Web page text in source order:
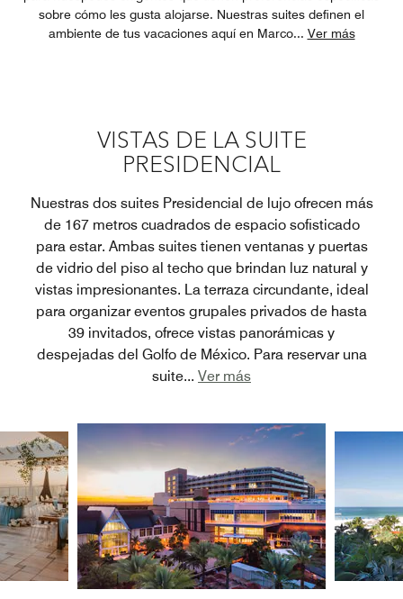
sobre cómo les gusta alojarse. Nuestras suites definen el
ambiente de tus vacaciones aquí en Marco... Ver más
VISTAS DE LA SUITE
PRESIDENCIAL
Nuestras dos suites Presidencial de lujo ofrecen más
de 167 metros cuadrados de espacio sofisticado
para estar. Ambas suites tienen ventanas y puertas
de vidrio del piso al techo que brindan luz natural y
vistas impresionantes. La terraza circundante, ideal
para organizar eventos grupales privados de hasta
39 invitados, ofrece vistas panorámicas y
despejadas del Golfo de México. Para reservar una
suite... Ver más